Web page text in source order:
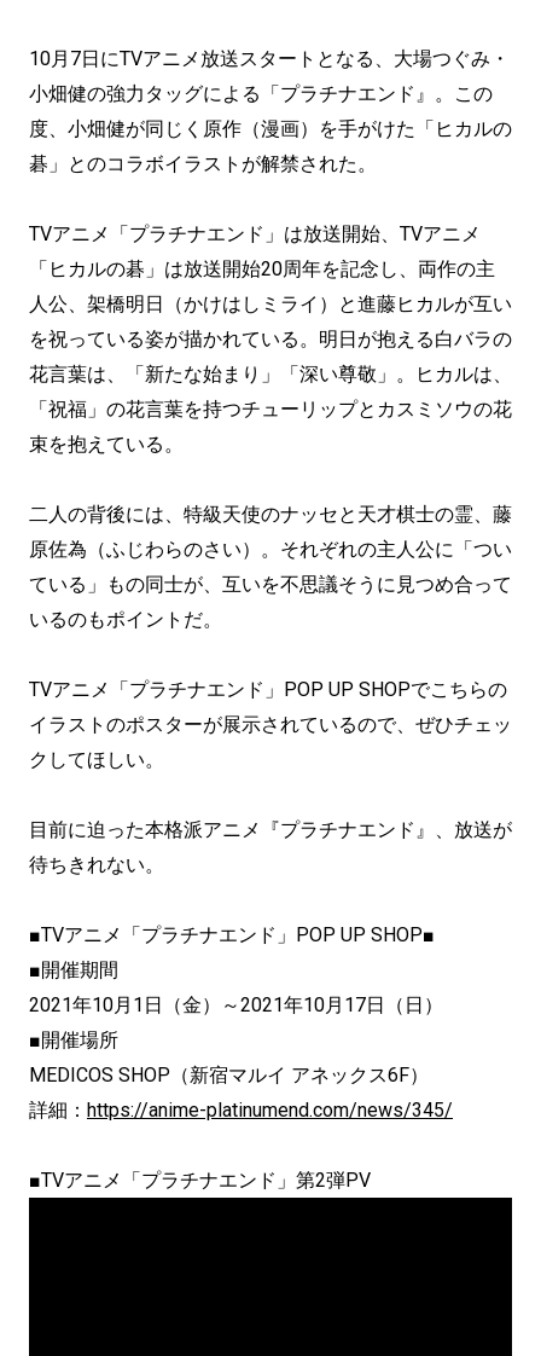
10月7日にTVアニメ放送スタートとなる、大場つぐみ・
小畑健の強力タッグによる「プラチナエンド』。この
度、小畑健が同じく原作（漫画）を手がけた「ヒカルの
碁」とのコラボイラストが解禁された。
TVアニメ「プラチナエンド」は放送開始、TVアニメ
「ヒカルの碁」は放送開始20周年を記念し、両作の主
人公、架橋明日（かけはしミライ）と進藤ヒカルが互い
を祝っている姿が描かれている。明日が抱える白バラの
花言葉は、「新たな始まり」「深い尊敬」。ヒカルは、
「祝福」の花言葉を持つチューリップとカスミソウの花
束を抱えている。
二人の背後には、特級天使のナッセと天才棋士の霊、藤
原佐為（ふじわらのさい）。それぞれの主人公に「つい
ている」もの同士が、互いを不思議そうに見つめ合って
いるのもポイントだ。
TVアニメ「プラチナエンド」POP UP SHOPでこちらの
イラストのポスターが展示されているので、ぜひチェッ
クしてほしい。
目前に迫った本格派アニメ『プラチナエンド』、放送が
待ちきれない。
■TVアニメ「プラチナエンド」POP UP SHOP■
■開催期間
2021年10月1日（金）～2021年10月17日（日）
■開催場所
MEDICOS SHOP（新宿マルイ アネックス6F）
詳細： https://anime-platinumend.com/news/345/
■TVアニメ「プラチナエンド」第2弾PV